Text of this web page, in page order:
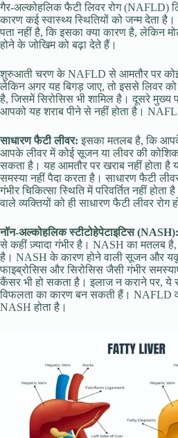
गैर-अल्कोहलिक फैटी लिवर रोग (NAFLD)
कारण कई स्वास्थ्य स्थितियों को जन्म देता
पता नहीं है, कि इसका क्या कारण है, लेकिन
होने के जोखिम को बढ़ा देते हैं।
शुरुआती चरण के NAFLD से आमतौर पर कोई
लेकिन अगर यह बिगड़ जाए, तो इससे लिवर
है, जिसमें सिरोसिस भी शामिल है। दूसरे मुख्य
आपको यह शराब पीने से नहीं होता है।
साधारण फैटी लीवर:इसका मतलब है, कि
आपके लीवर में कोई सूजन या लीवर की
सकता है। यह आमतौर पर खराब नहीं होता है
समस्या नहीं पैदा करता है। साधारण फैटी
गंभीर चिकित्सा स्थिति में परिवर्तित नहीं
वाले व्यक्तियों को ही साधारण फैटी लीवर रोग
नॉन-अल्कोहलिक स्टीटोहेपेटाइटिस
से कहीं ज़्यादा गंभीर है। NASH का मतलब
है। NASH के कारण होने वाली सूजन और
फाइब्रोसिस और सिरोसिस जैसी गंभीर
कैंसर भी हो सकता है। इलाज न कराने पर, ये
विफलता का कारण बन सकती हैं। NAFLD
NASH होता है।